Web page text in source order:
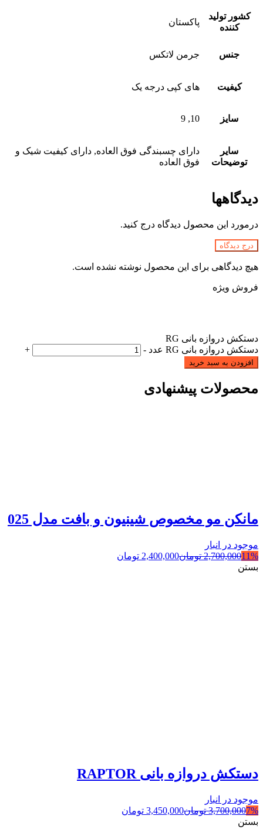
کشور تولید
کننده
پاکستان
جنس جرمن لاتکس
کیفیت های کپی درجه یک
سایز 10, 9
سایر
توضیحات
دارای چسبندگی فوق العاده, دارای کیفیت شیک و
فوق العاده
دیدگاهها
درمورد این محصول دیدگاه درج کنید.
درج دیدگاه
هیچ دیدگاهی برای این محصول نوشته نشده است.
فروش ویژه
دستکش دروازه بانی RG
دستکش دروازه بانی RG عدد
-
+
افزودن به سبد خرید
محصولات پیشنهادی
مانکن مو مخصوص شینیون و بافت مدل 025
موجود در انبار
11%
2,700,000 تومان2,400,000 تومان
بستن
دستکش دروازه بانی RAPTOR
موجود در انبار
7%
3,700,000 تومان3,450,000 تومان
بستن